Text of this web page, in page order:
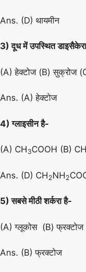
Ans. (D) थायमीन
3) दूध में उपस्थित
(A) हेक्टोज (B) सुक्रोज
Ans. (A) हेक्टोज
4) ग्लाइसीन है-
(A) CH 3COOH (B) CH
Ans. (D) CH 2NH 2
5) सबसे मीठी शर्करा है-
(A) ग्लूकोस (B)
Ans. (B) फ्रक्टोज